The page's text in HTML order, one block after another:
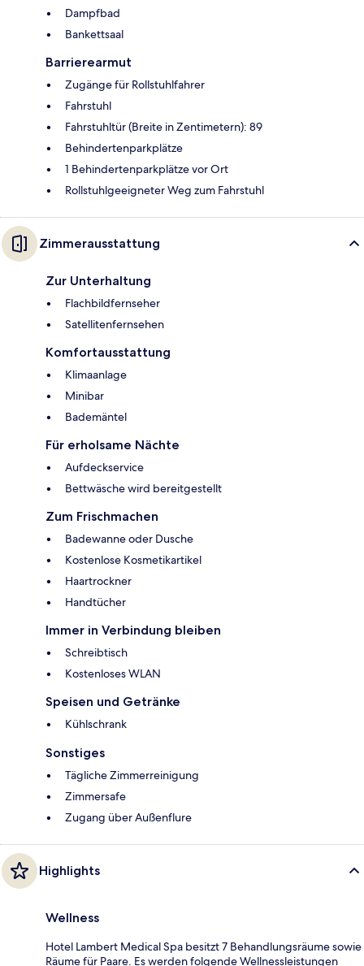
Dampfbad
Bankettsaal
Barrierearmut
Zugänge für Rollstuhlfahrer
Fahrstuhl
Fahrstuhltür (Breite in Zentimetern): 89
Behindertenparkplätze
1 Behindertenparkplätze vor Ort
Rollstuhlgeeigneter Weg zum Fahrstuhl
Zimmerausstattung
Zur Unterhaltung
Flachbildfernseher
Satellitenfernsehen
Komfortausstattung
Klimaanlage
Minibar
Bademäntel
Für erholsame Nächte
Aufdeckservice
Bettwäsche wird bereitgestellt
Zum Frischmachen
Badewanne oder Dusche
Kostenlose Kosmetikartikel
Haartrockner
Handtücher
Immer in Verbindung bleiben
Schreibtisch
Kostenloses WLAN
Speisen und Getränke
Kühlschrank
Sonstiges
Tägliche Zimmerreinigung
Zimmersafe
Zugang über Außenflure
Highlights
Wellness
Hotel Lambert Medical Spa besitzt 7 Behandlungsräume sowie
Räume für Paare. Es werden folgende Wellnessleistungen